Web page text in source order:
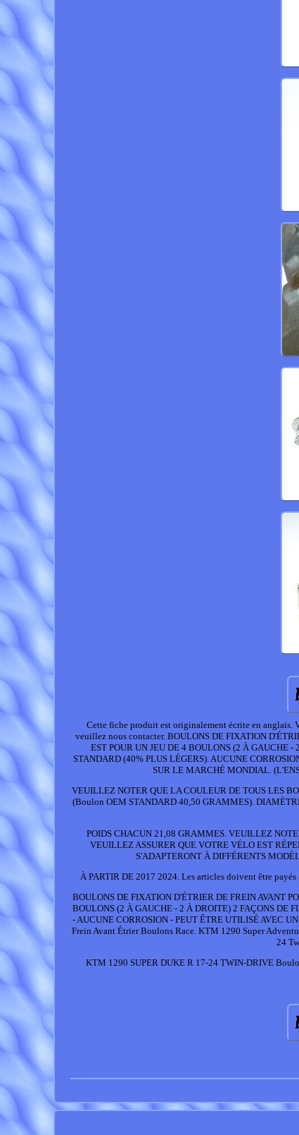
Cette fiche produit est originalement écrite en anglais.
veuillez nous contacter. BOULONS DE FIXATION
EST POUR UN JEU DE 4 BOULONS (2 À GAUCHE
STANDARD (40% PLUS LÉGERS). AUCUNE
SUR LE MARCHÉ MONDIAL.
VEUILLEZ NOTER QUE LA COULEUR DE TOUS LES
(Boulon OEM STANDARD 40,50 GRAMMES).
POIDS CHACUN 21,08 GRAMMES. VEUILLEZ
VEUILLEZ ASSURER QUE VOTRE VÉLO EST
S'ADAPTERONT À DIFFÉRENTS
À PARTIR DE 2017 2024. Les articles doivent être
BOULONS DE FIXATION D'ÉTRIER DE FREIN AVANT
BOULONS (2 À GAUCHE - 2 À DROITE) 2 FAÇONS DE
- AUCUNE CORROSION - PEUT ÊTRE UTILISÉ AVEC
Frein Avant Étrier Boulons Race. KTM 1290 Super
24
KTM 1290 SUPER DUKE R 17-24 TWIN-DRIVE